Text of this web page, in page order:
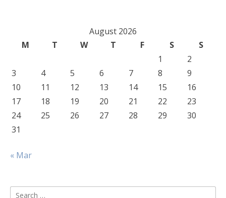
August 2026
M
T W T F S
S
1
2
3
4 5 6 7 8
9
10
11 12 13 14 15
16
17
18 19 20 21 22
23
24
25 26 27 28 29
30
31
« Mar
Search